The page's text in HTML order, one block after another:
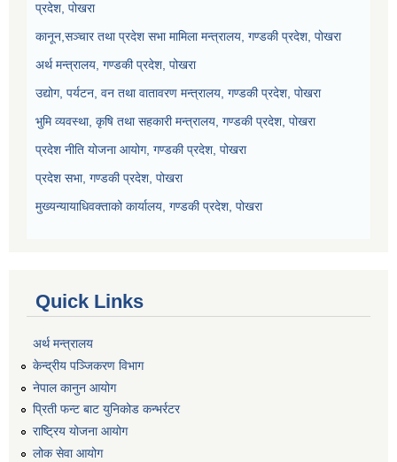
प्रदेश, पोखरा
कानून,सञ्चार तथा प्रदेश सभा मामिला मन्त्रालय, गण्डकी प्रदेश, पोखरा
अर्थ मन्त्रालय, गण्डकी प्रदेश, पोखरा
उद्योग, पर्यटन, वन तथा वातावरण मन्त्रालय, गण्डकी प्रदेश, पोखरा
भुमि व्यवस्था, कृषि तथा सहकारी मन्त्रालय, गण्डकी प्रदेश, पोखरा
प्रदेश नीति योजना आयोग, गण्डकी प्रदेश, पोखरा
प्रदेश सभा, गण्डकी प्रदेश, पोखरा
मुख्यन्यायाधिवक्ताको कार्यालय, गण्डकी प्रदेश, पोखरा
Quick Links
अर्थ मन्त्रालय
केन्द्रीय पञ्जिकरण विभाग
नेपाल कानुन आयोग
प्रिती फन्ट बाट युनिकोड कन्भर्रटर
राष्ट्रिय योजना आयोग
लोक सेवा आयोग